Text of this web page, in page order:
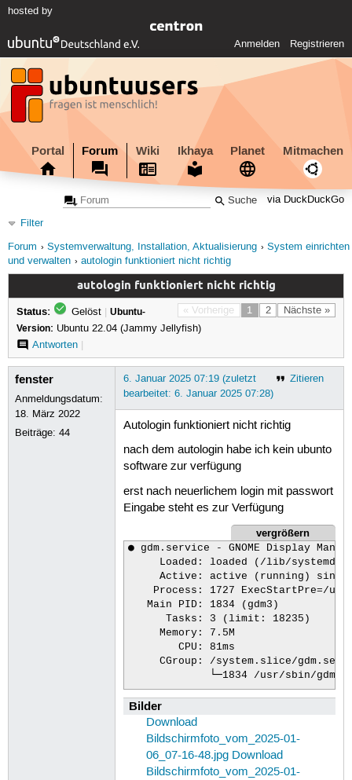
hosted by
Anmelden Registrieren
Portal Forum Wiki Ikhaya Planet Mitmachen
via DuckDuckGo
Filter
Forum
Systemverwaltung, Installation, Aktualisierung
System einrichten
und verwalten
autologin funktioniert nicht richtig
autologin funktioniert nicht richtig
« Vorherige 1 2 Nächste »
Status: Gelöst | Ubuntu-
Version: Ubuntu 22.04 (Jammy Jellyfish)
Antworten|
fenster
Anmeldungsdatum:
18. März 2022
Beiträge:44
Zitieren
6. Januar 2025 07:19 (zuletzt
bearbeitet: 6. Januar 2025 07:28)
Autologin funktioniert nicht richtig
nach dem autologin habe ich kein ubunto
software zur verfügung
erst nach neuerlichem login mit passwort
Eingabe steht es zur Verfügung
vergrößern
● gdm.service - GNOME Display
Loaded: loaded (/lib/systemd/
Active: active (running)
Process: 1727 ExecStartPre=/
   Main PID: 1834 (gdm3)
      Tasks: 3 (limit: 18235)
     Memory: 7.5M
        CPU: 81ms
CGroup: /system.slice/
             └─1834 /usr/sbin/gdm3
Jan 06 07:03:28 aaa-System-
Jan 06 07:03:28 aaa-System-
Jan 06 07:03:29 aaa-System-
Jan 06 07:03:29 aaa-System-
Jan 06 07:03:29 aaa-System-
Bilder
Download
Bildschirmfoto_vom_2025-01-
06_07-16-48.jpg Download
Bildschirmfoto_vom_2025-01-